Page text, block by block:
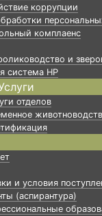
коррупции
комплаенс
и
система НР
отделов
и условия
(аспирантура)